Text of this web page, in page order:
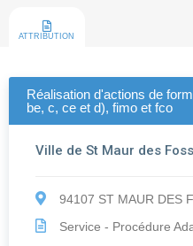
ATTRIBUTION
Réalisation d'actions de
be, c, ce et d), fimo et fco
Ville de St Maur des
94107 ST MAUR DES
Service - Procédure